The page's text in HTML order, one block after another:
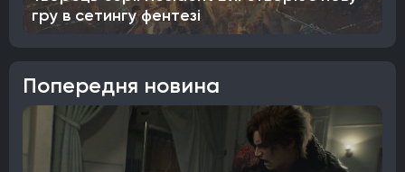
гру в сетингу фентезі
Попередня новина